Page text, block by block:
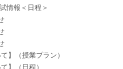
情報＜日程＞
】（授業プラン）
】（日程）